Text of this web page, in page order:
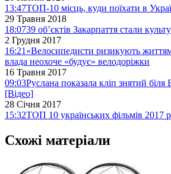
13:47ТОП-10 місць, куди поїхати в
29 Травня 2018
18:0739 об’єктів Закарпаття стали
2 Грудня 2017
16:21 «Велосипедисти ризикують
влада неохоче «будує» велодоріжки
16 Травня 2017
09:03Руслана показала кліп знятий біля
[Відео]
28 Січня 2017
15:32ТОП 10 українських фільмів 2017
Схожі матеріали